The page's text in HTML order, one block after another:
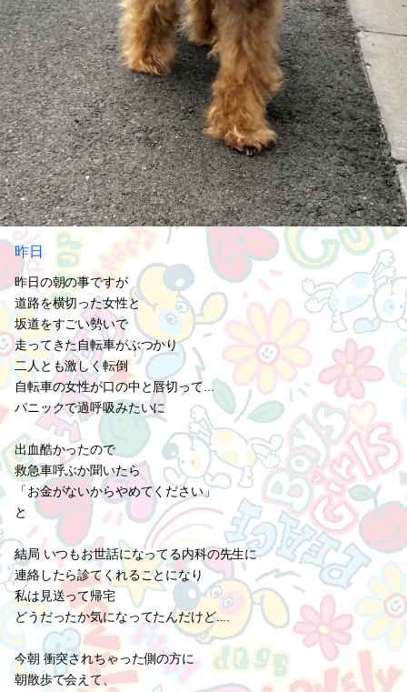
昨日
昨日の朝の事ですが
道路を横切った女性と
坂道をすごい勢いで
走ってきた自転車がぶつかり
二人とも激しく転倒
自転車の女性が口の中と唇切って...
パニックで過呼吸みたいに
出血酷かったので
救急車呼ぶか聞いたら
「お金がないからやめてください」
と
結局 いつもお世話になってる内科の先生に
連絡したら診てくれることになり
私は見送って帰宅
どうだったか気になってたんだけど....
今朝 衝突されちゃった側の方に
朝散歩で会えて、